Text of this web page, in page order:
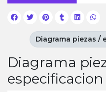
Diagrama
Diagrama piezas /